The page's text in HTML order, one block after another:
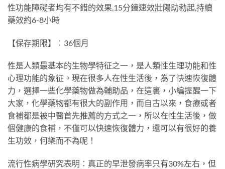
性功能障礙者均有不錯的效果,15分鐘速效壯陽助勃起,持續
藥效約6-8小時
【保存期限】：36個月
性是人類最基本的生物學特征之一，是人類性生理功能和性
心理功能的象征。現在很多人在性生活後，為了快速恢復體
力，選擇一些化學藥物做為輔助品，在這裏，小編提醒一下
大家，化學藥物都有很大的副作用，而自古以來，食療或者
食補都是被中醫首先推薦的方式之一，所以在性生活後，做
個健康的食補，不僅可以快速恢復體力，還可以有很好的養
生功效，何樂而不為呢！
流行性病學研究表明：真正的早泄發病率只有30%左右，但